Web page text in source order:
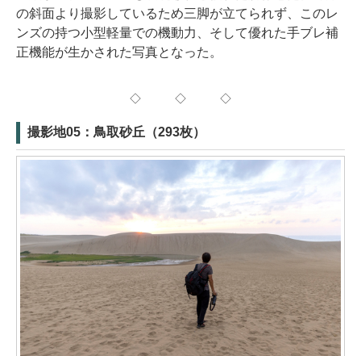
の斜面より撮影しているため三脚が立てられず、このレ
ンズの持つ小型軽量での機動力、そして優れた手ブレ補
正機能が生かされた写真となった。
◇ ◇ ◇
撮影地05：鳥取砂丘（293枚）